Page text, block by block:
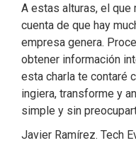
A estas alturas, el que
cuenta de que hay
empresa genera.
obtener información
esta charla te contaré
ingiera, transforme y
simple y sin
Javier Ramírez. Tech